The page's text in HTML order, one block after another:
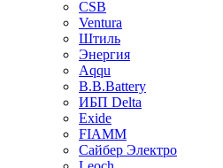
CSB
Ventura
Штиль
Энергия
Aqqu
B.B.Bаttery
ИБП Delta
Exide
FIAMM
Сайбер Электро